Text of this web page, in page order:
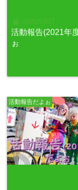
活動報告(2021年
ぉ
活動報告だよぉ